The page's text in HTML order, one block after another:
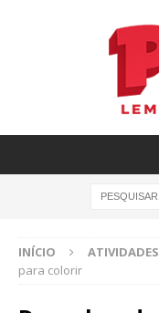
INÍCIO ATIVIDADES
para colorir